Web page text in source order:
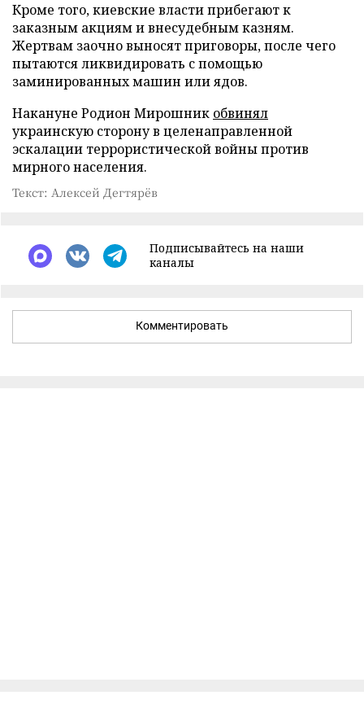
Кроме того, киевские власти прибегают к
заказным акциям и внесудебным казням.
Жертвам заочно выносят приговоры, после чего
пытаются ликвидировать с помощью
заминированных машин или ядов.
Накануне Родион Мирошник обвинял
украинскую сторону в целенаправленной
эскалации террористической войны против
мирного населения.
Текст: Алексей Дегтярёв
Подписывайтесь на наши
каналы
Комментировать